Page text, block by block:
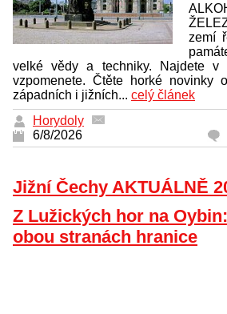
zemí
velké vědy a techniky. Najdete
vzpomenete. Čtěte horké novinky
západních i jižních... celý článek
Horydoly
6/8/2026
Jižní Čechy AKTUÁLNĚ
Z Lužických hor na
obou stranách hranice